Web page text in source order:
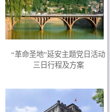
“革命圣地”延安主题党日活动
三日行程及方案